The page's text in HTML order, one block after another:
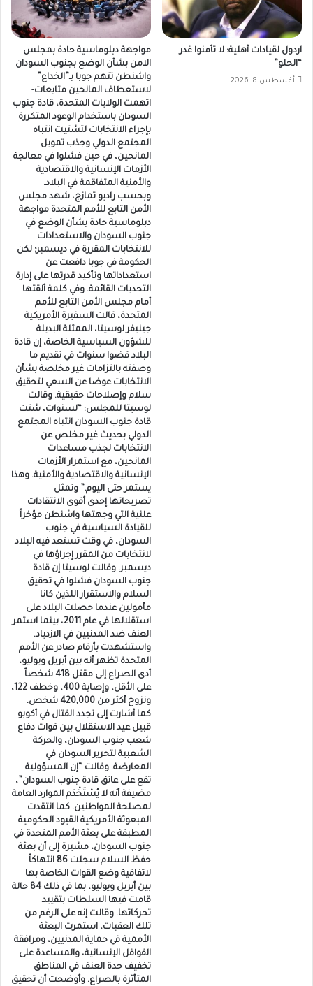
اردول لقيادات أهلية: لا تأمنوا غدر
“الحلو”
أغسطس 8, 2026
مواجهة دبلوماسية حادة بمجلس
الامن بشأن الوضع بجنوب السودان
واشنطن تتهم جوبا بـ”الخداع”
لاستعطاف المانحين متابعات-
اتهمت الولايات المتحدة، قادة جنوب
السودان باستخدام الوعود المتكررة
بإجراء الانتخابات لتشتيت انتباه
المجتمع الدولي وجذب تمويل
المانحين، في حين فشلوا في معالجة
الأزمات الإنسانية والاقتصادية
والأمنية المتفاقمة في البلاد.
وبحسب راديو تمازج، شهد مجلس
الأمن التابع للأمم المتحدة مواجهة
دبلوماسية حادة بشأن الوضع في
جنوب السودان والاستعدادات
للانتخابات المقررة في ديسمبر؛ لكن
الحكومة في جوبا دافعت عن
استعداداتها وتأكيد قدرتها على إدارة
التحديات القائمة. وفي كلمة ألقتها
أمام مجلس الأمن التابع للأمم
المتحدة، قالت السفيرة الأمريكية
جينيفر لوسيتا، الممثلة البديلة
للشؤون السياسية الخاصة، إن قادة
البلاد قضوا سنوات في تقديم ما
وصفته بالتزامات غير مخلصة بشأن
الانتخابات عوضا عن السعي لتحقيق
سلام وإصلاحات حقيقية. وقالت
لوسيتا للمجلس: “لسنوات، شتت
قادة جنوب السودان انتباه المجتمع
الدولي بحديث غير مخلص عن
الانتخابات لجذب مساعدات
المانحين، مع استمرار الأزمات
الإنسانية والاقتصادية والأمنية. وهذا
يستمر حتى اليوم.” وتمثل
تصريحاتها إحدى أقوى الانتقادات
علنية التي وجهتها واشنطن مؤخراً
للقيادة السياسية في جنوب
السودان، في وقت تستعد فيه البلاد
لانتخابات من المقرر إجراؤها في
ديسمبر. وقالت لوسيتا إن قادة
جنوب السودان فشلوا في تحقيق
السلام والاستقرار اللذين كانا
مأمولين عندما حصلت البلاد على
استقلالها في عام 2011، بينما استمر
العنف ضد المدنيين في الازدياد.
واستشهدت بأرقام صادر عن الأمم
المتحدة تظهر أنه بين أبريل ويوليو،
أدى الصراع إلى مقتل 418 شخصاً
على الأقل، وإصابة 400، وخطف 122،
ونزوح أكثر من 420,000 شخص.
كما أشارت إلى تجدد القتال في أكوبو
قبيل عيد الاستقلال بين قوات دفاع
شعب جنوب السودان، والحركة
الشعبية لتحرير السودان في
المعارضة. وقالت “إن المسؤولية
تقع على عاتق قادة جنوب السودان”،
مضيفة أنه لا يُسْتَخْدَم الموارد العامة
لمصلحة المواطنين. كما انتقدت
المبعوثة الأمريكية القيود الحكومية
المطبقة على بعثة الأمم المتحدة في
جنوب السودان، مشيرة إلى أن بعثة
حفظ السلام سجلت 86 انتهاكاً
لاتفاقية وضع القوات الخاصة بها
بين أبريل ويوليو، بما في ذلك 84 حالة
قامت فيها السلطات بتقييد
تحركاتها. وقالت إنه على الرغم من
تلك العقبات، استمرت البعثة
الأممية في حماية المدنيين، ومرافقة
القوافل الإنسانية، والمساعدة على
تخفيف حدة العنف في المناطق
المتأثرة بالصراع. وأوضحت أن تحقيق